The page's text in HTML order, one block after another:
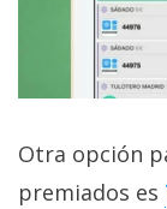
Otra opción
premiados es